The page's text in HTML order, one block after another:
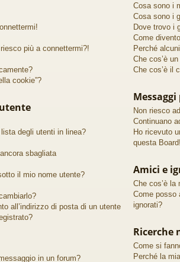
più a connettermi?!
cookie”?
degli utenti in linea?
sbagliata
il mio nome utente?
all’indirizzo di posta di un utente
in un forum?
Cosa sono i
Cosa sono i
Dove trovo i
Come
Perché
Che cos’è
Che cos’è il
Non riesco
Continuano
Ho ricevuto
questa Board!
Amici e
Che cos’è
Come posso
ignorati?
Ricerche
Come si
Perché la